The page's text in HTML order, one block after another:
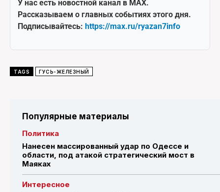
У нас есть новостной канал в MAX.
Рассказываем о главных событиях этого дня.
Подписывайтесь: https://max.ru/ryazan7info
TAGS ГУСЬ-ЖЕЛЕЗНЫЙ
Популярные материалы
Политика
Нанесен массированный удар по Одессе и
области, под атакой стратегический мост в
Маяках
Интересное